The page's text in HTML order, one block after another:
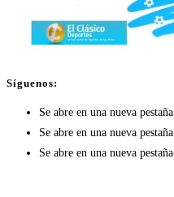
Síguenos:
Se abre en una nueva pestaña
Se abre en una nueva pestaña
Se abre en una nueva pestaña